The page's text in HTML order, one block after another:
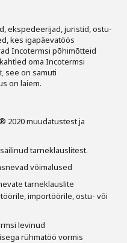
ekspedeerijad, juristid, ostu-
kes igapäevatöös
Incotermsi põhimõtteid
oma Incotermsi
see on samuti
on laiem.
2020 muudatustest ja
tarneklauslitest.
võimalused
tarneklauslite
importöörile, ostu- või
levinud
rühmatöö vormis